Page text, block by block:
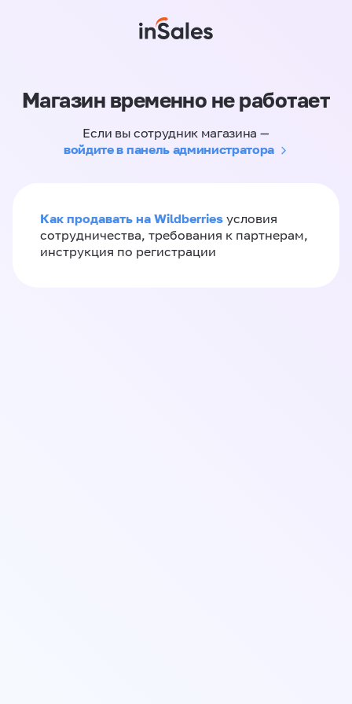
Магазин временно не работает
Если вы сотрудник магазина —
войдите в панель администратора
Как продавать на Wildberries условия
сотрудничества, требования к партнерам,
инструкция по регистрации